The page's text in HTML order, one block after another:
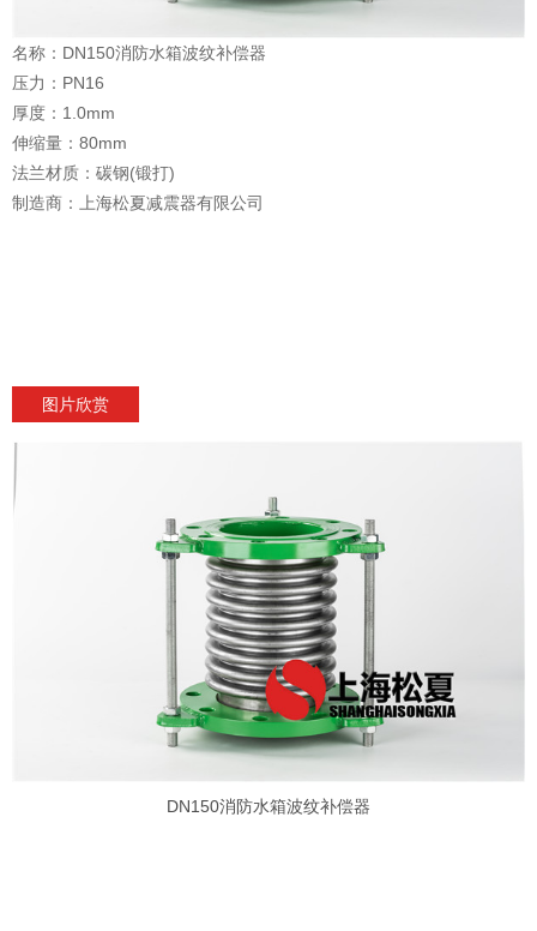
名称：DN150消防水箱波纹补偿器
压力：PN16
厚度：1.0mm
伸缩量：80mm
法兰材质：碳钢(锻打)
制造商：上海松夏减震器有限公司
图片欣赏
DN150消防水箱波纹补偿器